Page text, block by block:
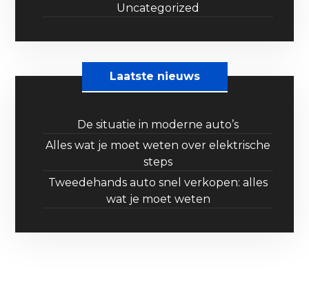
Uncategorized
Laatste nieuws
De situatie in moderne auto’s
Alles wat je moet weten over elektrische
steps
Tweedehands auto snel verkopen: alles
wat je moet weten